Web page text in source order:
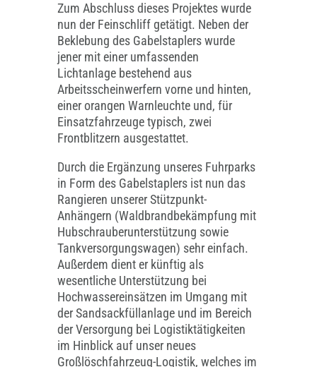
Zum Abschluss dieses Projektes wurde
nun der Feinschliff getätigt. Neben der
Beklebung des Gabelstaplers wurde
jener mit einer umfassenden
Lichtanlage bestehend aus
Arbeitsscheinwerfern vorne und hinten,
einer orangen Warnleuchte und, für
Einsatzfahrzeuge typisch, zwei
Frontblitzern ausgestattet.
Durch die Ergänzung unseres Fuhrparks
in Form des Gabelstaplers ist nun das
Rangieren unserer Stützpunkt-
Anhängern (Waldbrandbekämpfung mit
Hubschrauberunterstützung sowie
Tankversorgungswagen) sehr einfach.
Außerdem dient er künftig als
wesentliche Unterstützung bei
Hochwassereinsätzen im Umgang mit
der Sandsackfüllanlage und im Bereich
der Versorgung bei Logistiktätigkeiten
im Hinblick auf unser neues
Großlöschfahrzeug-Logistik, welches im